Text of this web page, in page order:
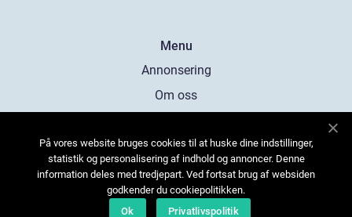
Menu
Annonsering
Om oss
Kontakta oss
Sitemap
På vores website bruges cookies til at huske dine indstillinger,
statistik og personalisering af indhold og annoncer. Denne
information deles med tredjepart. Ved fortsat brug af websiden
godkender du cookiepolitikken.
Ok
Privatlivspolitik